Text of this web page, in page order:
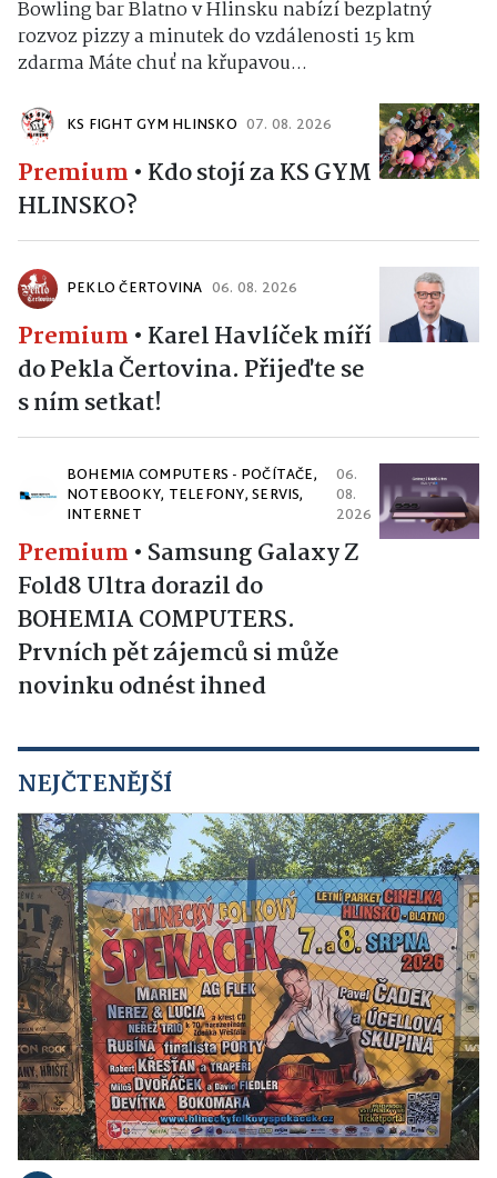
Bowling bar Blatno v Hlinsku nabízí bezplatný
rozvoz pizzy a minutek do vzdálenosti 15 km
zdarma Máte chuť na křupavou...
KS FIGHT GYM HLINSKO 07. 08. 2026
Premium • Kdo stojí za KS GYM
HLINSKO?
PEKLO ČERTOVINA 06. 08. 2026
Premium • Karel Havlíček míří
do Pekla Čertovina. Přijeďte se
s ním setkat!
BOHEMIA COMPUTERS - POČÍTAČE,
NOTEBOOKY, TELEFONY, SERVIS,
INTERNET
06.
08.
2026
Premium • Samsung Galaxy Z
Fold8 Ultra dorazil do
BOHEMIA COMPUTERS.
Prvních pět zájemců si může
novinku odnést ihned
NEJČTENĚJŠÍ